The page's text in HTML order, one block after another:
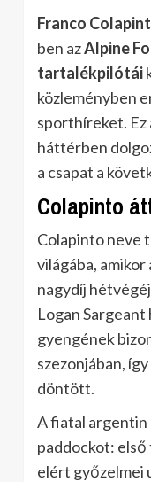
Franco
ben azAlpine
tartalékpilótái
közleményben
sporthíreket. Ez
háttérben
a csapat a
Colapinto
Colapinto neve
világába, amikor
nagydíj
Logan
gyengének
szezonjában,
döntött.
A fiatal argentin
paddockot: első
elért győzelmei